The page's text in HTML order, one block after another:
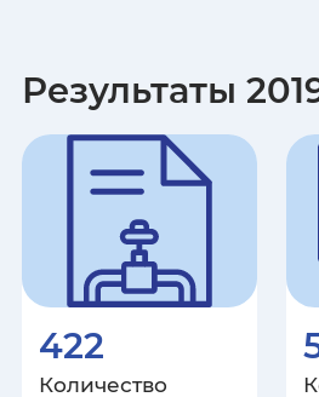
Республика Карелия
Кемеровская область
Кировская область
Республика Коми
Костромская область
Результаты
422
Количество